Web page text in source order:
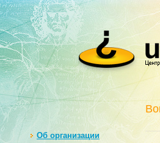
Oб организации